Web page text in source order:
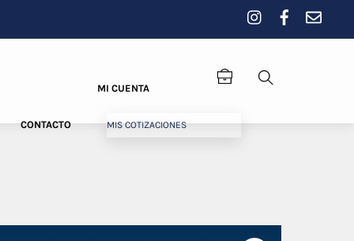
CONTACTO
MI CUENTA
MIS COTIZACIONES